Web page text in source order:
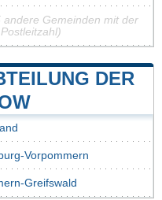
andere Gemeinden mit der
DER
Vorpommern
Greifswald